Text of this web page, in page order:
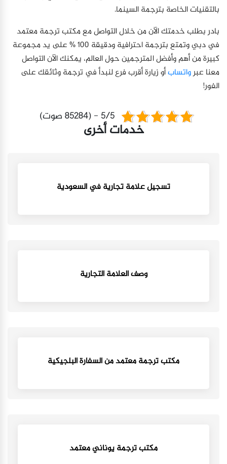
بالتقنيات الخاصة بترجمة السينما.
بادر بطلب خدمتك الآن من خلال التواصل مع مكتب ترجمة معتمد
في دبي وتمتع بترجمة احترافية ودقيقة 100 % على يد مجموعة
كبيرة من أهم وأفضل المترجمين حول العالم، يمكنك الآن التواصل
معنا عبرواتسابأو زيارة أقرب فرع لنبدأ في ترجمة وثائقك على
الفور!
5/5 - (85284 صوت)
خدمات أخرى
تسجيل علامة تجارية في السعودية
وصف العلامة التجارية
مكتب ترجمة معتمد من السفارة البلجيكية
مكتب ترجمة يوناني معتمد